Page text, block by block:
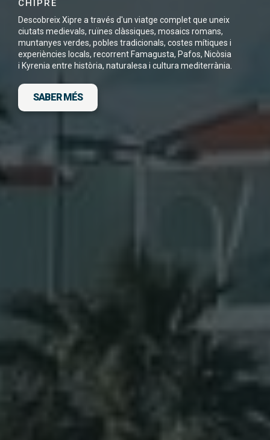
CHIPRE
Descobreix Xipre a través d'un viatge complet que uneix
ciutats medievals, ruïnes clàssiques, mosaics romans,
muntanyes verdes, pobles tradicionals, costes mítiques i
experiències locals, recorrent Famagusta, Pafos, Nicòsia
i Kyrenia entre història, naturalesa i cultura mediterrània.
SABER MÉS
He llegit i accepto la Política de Privacitat*
DESCARGA FITXA DEL VIATGE